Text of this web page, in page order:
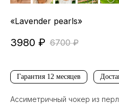
«Lavender pearls»
3980 ₽ 6700 ₽
Гарантия 12 месяцев
Ассиметричный чокер из